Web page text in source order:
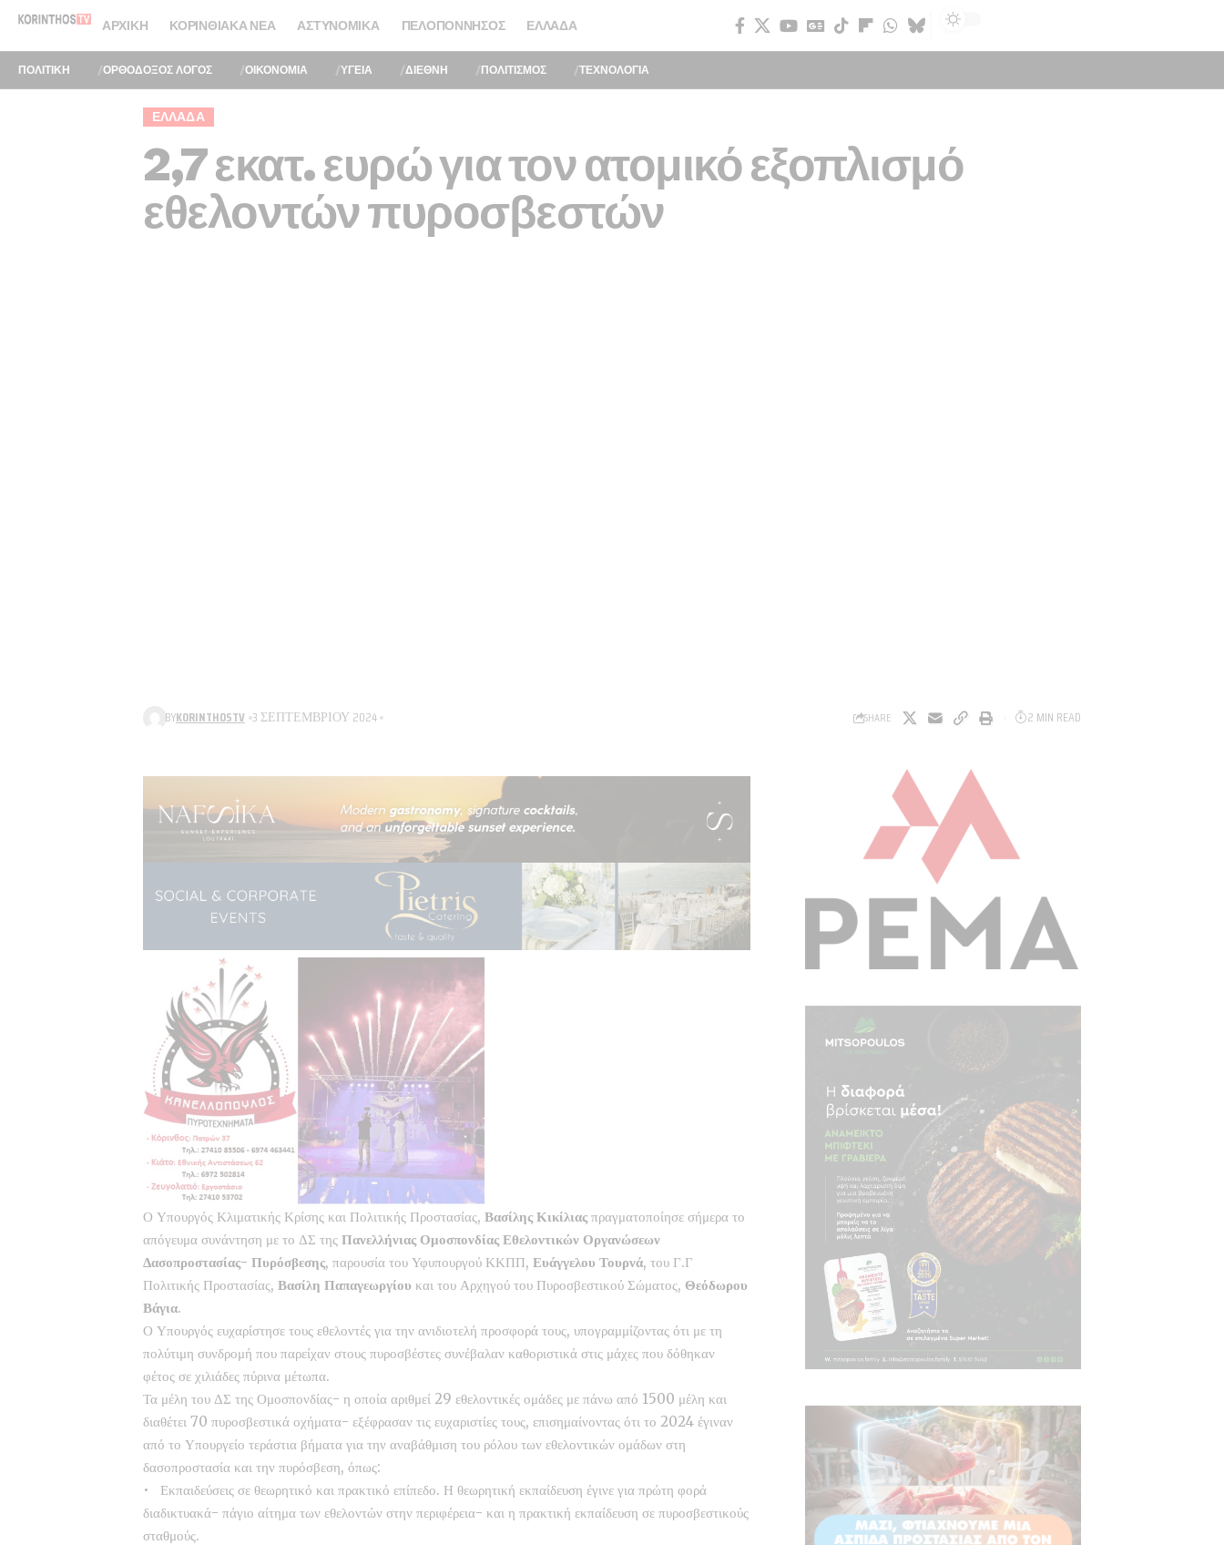
ΑΡΧΙΚΉ ΚΟΡΙΝΘΙΑΚΆ ΝΈΑ ΑΣΤΥΝΟΜΙΚΆ ΠΕΛΟΠΌΝΝΗΣΟΣ ΕΛΛΆΔΑ
ΠΟΛΙΤΙΚΗ ΟΡΘΟΔΟΞΟΣ ΛΟΓΟΣ ΟΙΚΟΝΟΜΙΑ ΥΓΕΙΑ ΔΙΕΘΝΗ ΠΟΛΙΤΙΣΜΟΣ ΤΕΧΝΟΛΟΓΙΑ
ΕΛΛΆΔΑ
2,7 εκατ. ευρώ για τον ατομικό εξοπλισμό
εθελοντών πυροσβεστών
BYKORINTHOSTV 3 ΣΕΠΤΕΜΒΡΊΟΥ 2024 SHARE 2 MIN READ
Ο Υπουργός Κλιματικής Κρίσης και Πολιτικής Προστασίας, Βασίλης Κικίλιας πραγματοποίησε σήμερα το
απόγευμα συνάντηση με το ΔΣ της Πανελλήνιας Ομοσπονδίας Εθελοντικών Οργανώσεων
Δασοπροστασίας- Πυρόσβεσης, παρουσία του Υφυπουργού ΚΚΠΠ, Ευάγγελου Τουρνά, του Γ.Γ
Πολιτικής Προστασίας, Βασίλη Παπαγεωργίου και του Αρχηγού του Πυροσβεστικού Σώματος, Θεόδωρου
Βάγια.
Ο Υπουργός ευχαρίστησε τους εθελοντές για την ανιδιοτελή προσφορά τους, υπογραμμίζοντας ότι με τη
πολύτιμη συνδρομή που παρείχαν στους πυροσβέστες συνέβαλαν καθοριστικά στις μάχες που δόθηκαν
φέτος σε χιλιάδες πύρινα μέτωπα.
Τα μέλη του ΔΣ της Ομοσπονδίας- η οποία αριθμεί 29 εθελοντικές ομάδες με πάνω από 1500 μέλη και
διαθέτει 70 πυροσβεστικά οχήματα- εξέφρασαν τις ευχαριστίες τους, επισημαίνοντας ότι το 2024 έγιναν
από το Υπουργείο τεράστια βήματα για την αναβάθμιση του ρόλου των εθελοντικών ομάδων στη
δασοπροστασία και την πυρόσβεση, όπως:
• Εκπαιδεύσεις σε θεωρητικό και πρακτικό επίπεδο. Η θεωρητική εκπαίδευση έγινε για πρώτη φορά
διαδικτυακά- πάγιο αίτημα των εθελοντών στην περιφέρεια- και η πρακτική εκπαίδευση σε πυροσβεστικούς
σταθμούς.